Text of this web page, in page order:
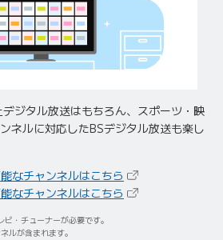
ジタル放送はもちろん、 スポーツ・映
ネルに対応したBSデジタル放送も楽し
なチャンネルはこちら （新しいタブで開
なチャンネルはこちら （新しいタブで開
・チューナーが必要です。
ルが含まれます。